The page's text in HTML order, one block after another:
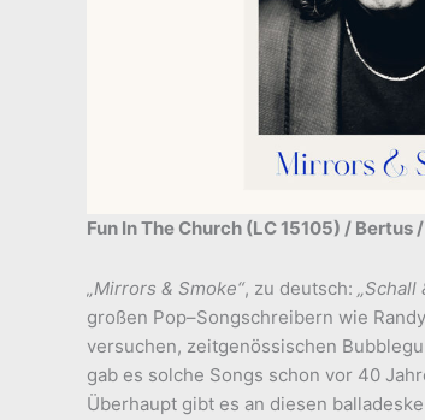
Fun In The Church (LC 15105) / Bertus
„Mirrors & Smoke“, zu deutsch: „Schall
großen Pop–Songschreibern wie
versuchen, zeitgenössischen
gab es solche Songs schon vor 40
Überhaupt gibt es an diesen